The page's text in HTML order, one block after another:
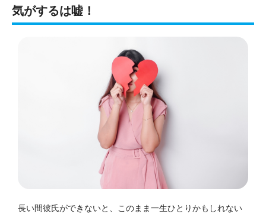
気がするは嘘！
長い間彼氏ができないと、このまま一生ひとりかもしれない